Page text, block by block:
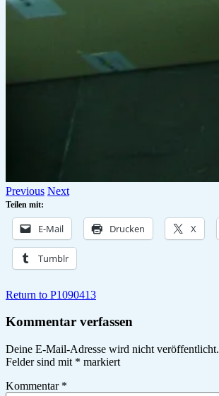
Previous Next
Teilen mit:
E-Mail Drucken X
Tumblr
Return to P1090413
Kommentar verfassen
Deine E-Mail-Adresse wird nicht veröffentlicht.
Felder sind mit * markiert
Kommentar *